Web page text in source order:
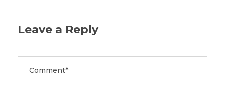
Leave a Reply